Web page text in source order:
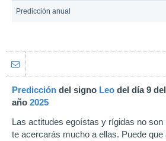
Predicción anual
Predicción del signo Leo del día 9
año 2025
Las actitudes egoístas y rígidas no son
te acercarás mucho a ellas. Puede que